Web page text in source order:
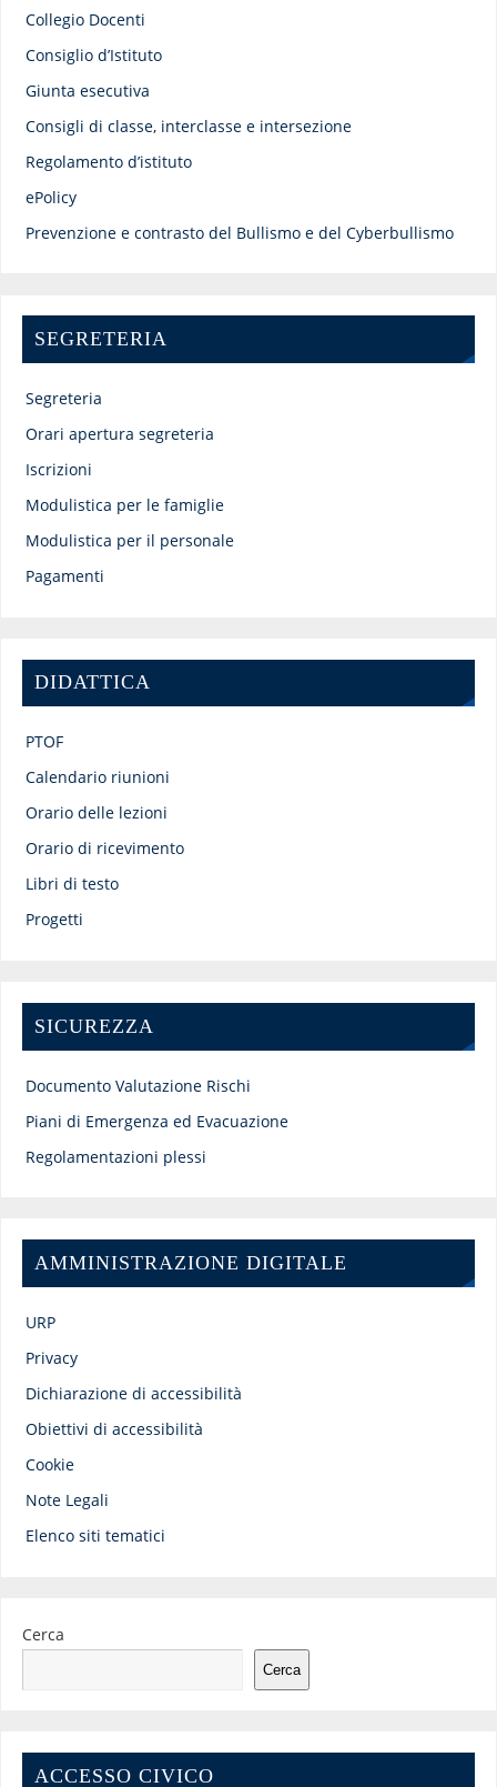
Collegio Docenti
Consiglio d’Istituto
Giunta esecutiva
Consigli di classe, interclasse e intersezione
Regolamento d’istituto
ePolicy
Prevenzione e contrasto del Bullismo e del Cyberbullismo
SEGRETERIA
Segreteria
Orari apertura segreteria
Iscrizioni
Modulistica per le famiglie
Modulistica per il personale
Pagamenti
DIDATTICA
PTOF
Calendario riunioni
Orario delle lezioni
Orario di ricevimento
Libri di testo
Progetti
SICUREZZA
Documento Valutazione Rischi
Piani di Emergenza ed Evacuazione
Regolamentazioni plessi
AMMINISTRAZIONE DIGITALE
URP
Privacy
Dichiarazione di accessibilità
Obiettivi di accessibilità
Cookie
Note Legali
Elenco siti tematici
Cerca
Cerca
ACCESSO CIVICO